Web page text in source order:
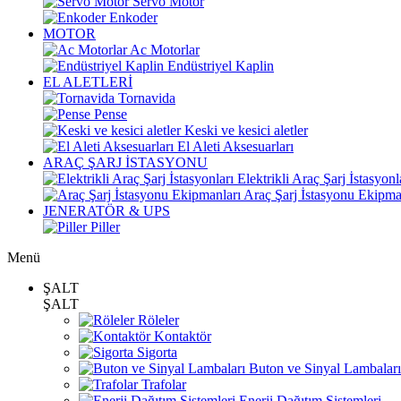
Enkoder
MOTOR
Ac Motorlar
Endüstriyel Kaplin
EL ALETLERİ
Tornavida
Pense
Keski ve kesici aletler
El Aleti Aksesuarları
ARAÇ ŞARJ İSTASYONU
Elektrikli Araç Şarj
Araç Şarj İstasyonu
JENERATÖR & UPS
Piller
Menü
ŞALT
ŞALT
Röleler
Kontaktör
Sigorta
Buton ve Sinyal Lambaları
Trafolar